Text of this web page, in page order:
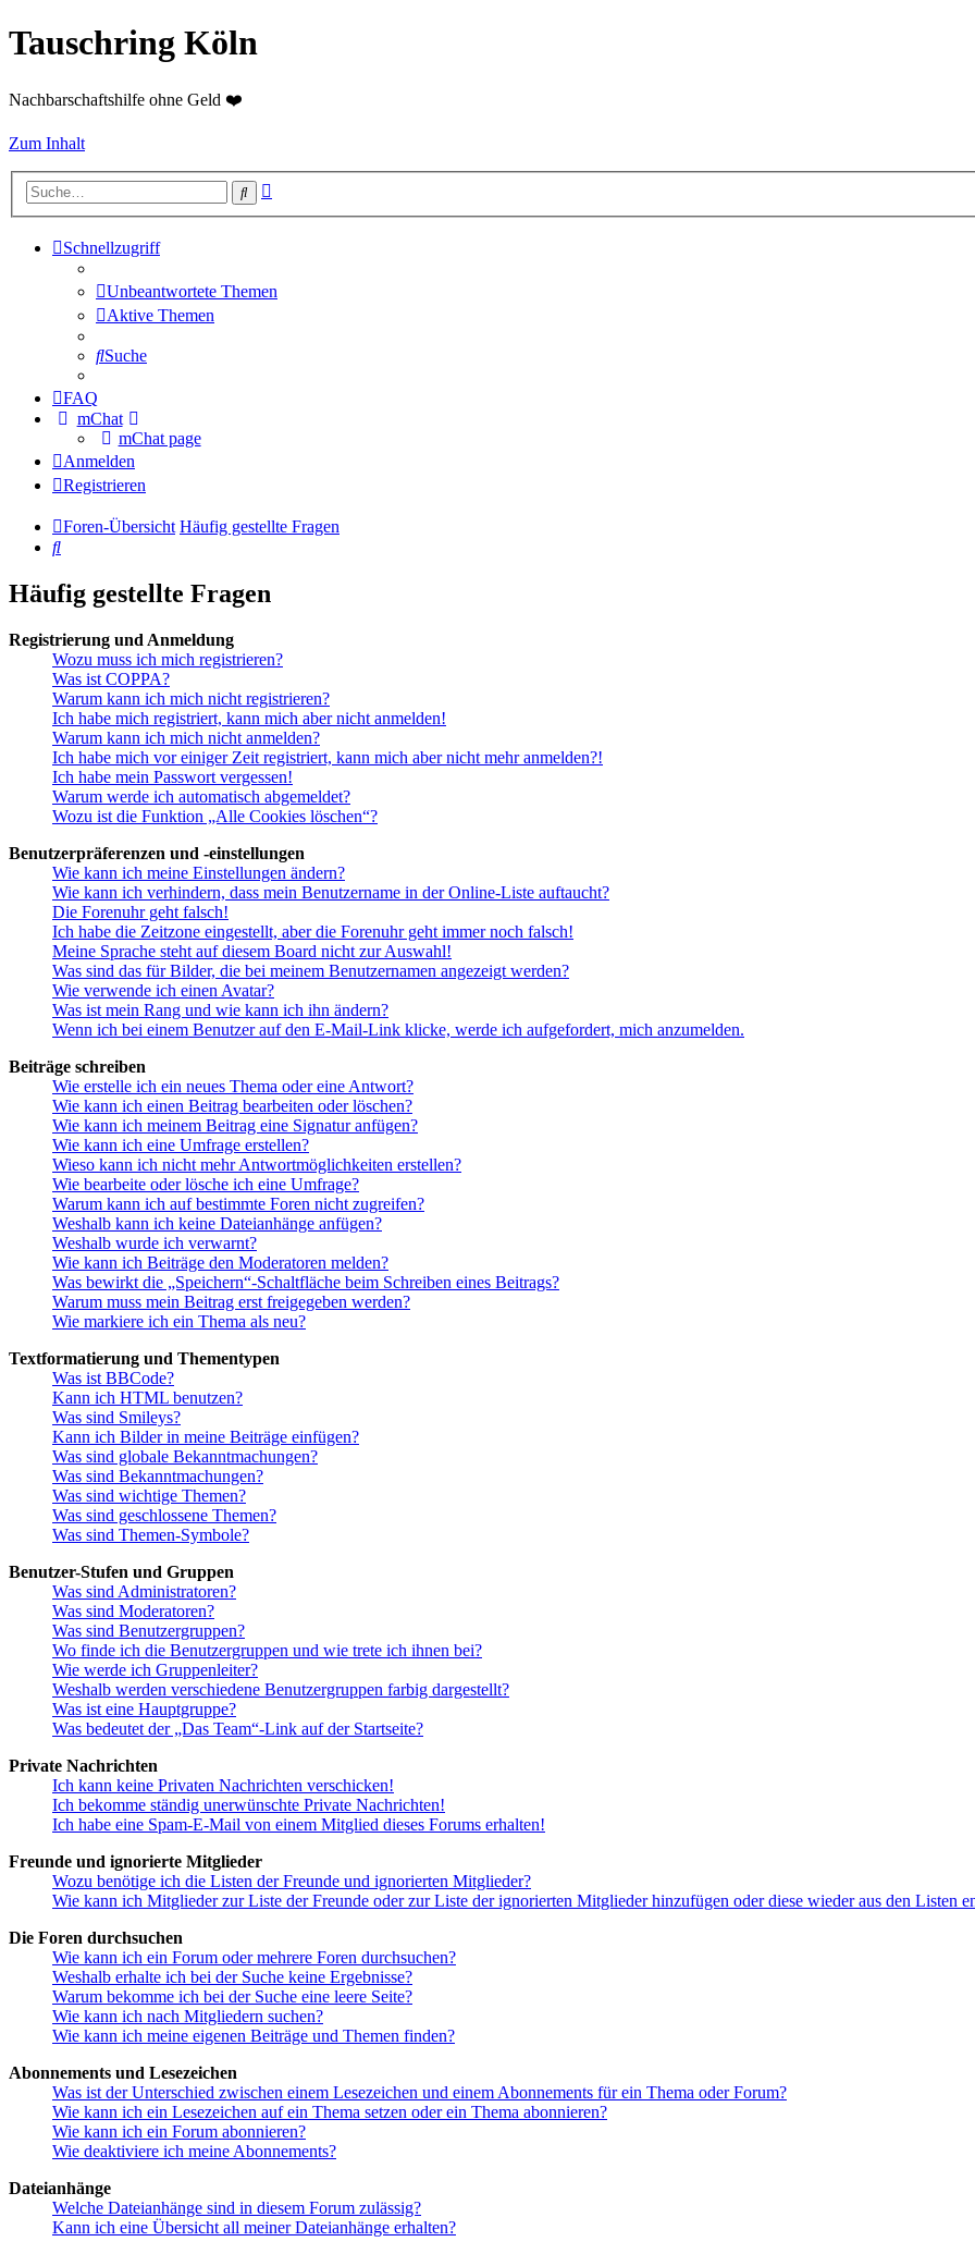
Tauschring Köln
Nachbarschaftshilfe ohne Geld ❤️
Zum Inhalt
Suche
Schnellzugriff
Unbeantwortete Themen
Aktive Themen
Suche
FAQ
mChat
mChat page
Anmelden
Registrieren
Foren-Übersicht Häufig gestellte Fragen
Suche
Häufig gestellte Fragen
Registrierung und Anmeldung
Wozu muss ich mich registrieren?
Was ist COPPA?
Warum kann ich mich nicht registrieren?
Ich habe mich registriert, kann mich aber nicht anmelden!
Warum kann ich mich nicht anmelden?
Ich habe mich vor einiger Zeit registriert, kann mich aber nicht mehr anmelden?!
Ich habe mein Passwort vergessen!
Warum werde ich automatisch abgemeldet?
Wozu ist die Funktion „Alle Cookies löschen“?
Benutzerpräferenzen und -einstellungen
Wie kann ich meine Einstellungen ändern?
Wie kann ich verhindern, dass mein Benutzername in der Online-Liste auftaucht?
Die Forenuhr geht falsch!
Ich habe die Zeitzone eingestellt, aber die Forenuhr geht immer noch falsch!
Meine Sprache steht auf diesem Board nicht zur Auswahl!
Was sind das für Bilder, die bei meinem Benutzernamen angezeigt werden?
Wie verwende ich einen Avatar?
Was ist mein Rang und wie kann ich ihn ändern?
Wenn ich bei einem Benutzer auf den E-Mail-Link klicke, werde ich aufgefordert, mich anzumelden.
Beiträge schreiben
Wie erstelle ich ein neues Thema oder eine Antwort?
Wie kann ich einen Beitrag bearbeiten oder löschen?
Wie kann ich meinem Beitrag eine Signatur anfügen?
Wie kann ich eine Umfrage erstellen?
Wieso kann ich nicht mehr Antwortmöglichkeiten erstellen?
Wie bearbeite oder lösche ich eine Umfrage?
Warum kann ich auf bestimmte Foren nicht zugreifen?
Weshalb kann ich keine Dateianhänge anfügen?
Weshalb wurde ich verwarnt?
Wie kann ich Beiträge den Moderatoren melden?
Was bewirkt die „Speichern“-Schaltfläche beim Schreiben eines Beitrags?
Warum muss mein Beitrag erst freigegeben werden?
Wie markiere ich ein Thema als neu?
Textformatierung und Thementypen
Was ist BBCode?
Kann ich HTML benutzen?
Was sind Smileys?
Kann ich Bilder in meine Beiträge einfügen?
Was sind globale Bekanntmachungen?
Was sind Bekanntmachungen?
Was sind wichtige Themen?
Was sind geschlossene Themen?
Was sind Themen-Symbole?
Benutzer-Stufen und Gruppen
Was sind Administratoren?
Was sind Moderatoren?
Was sind Benutzergruppen?
Wo finde ich die Benutzergruppen und wie trete ich ihnen bei?
Wie werde ich Gruppenleiter?
Weshalb werden verschiedene Benutzergruppen farbig dargestellt?
Was ist eine Hauptgruppe?
Was bedeutet der „Das Team“-Link auf der Startseite?
Private Nachrichten
Ich kann keine Privaten Nachrichten verschicken!
Ich bekomme ständig unerwünschte Private Nachrichten!
Ich habe eine Spam-E-Mail von einem Mitglied dieses Forums erhalten!
Freunde und ignorierte Mitglieder
Wozu benötige ich die Listen der Freunde und ignorierten Mitglieder?
Wie kann ich Mitglieder zur Liste der Freunde oder zur Liste der ignorierten Mitglieder hinzufügen oder diese wieder aus den Listen
Die Foren durchsuchen
Wie kann ich ein Forum oder mehrere Foren durchsuchen?
Weshalb erhalte ich bei der Suche keine Ergebnisse?
Warum bekomme ich bei der Suche eine leere Seite?
Wie kann ich nach Mitgliedern suchen?
Wie kann ich meine eigenen Beiträge und Themen finden?
Abonnements und Lesezeichen
Was ist der Unterschied zwischen einem Lesezeichen und einem Abonnements für ein Thema oder Forum?
Wie kann ich ein Lesezeichen auf ein Thema setzen oder ein Thema abonnieren?
Wie kann ich ein Forum abonnieren?
Wie deaktiviere ich meine Abonnements?
Dateianhänge
Welche Dateianhänge sind in diesem Forum zulässig?
Kann ich eine Übersicht all meiner Dateianhänge erhalten?